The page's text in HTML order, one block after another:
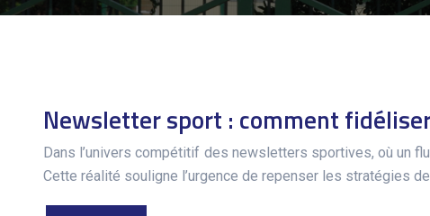
Newsletter sport : comment
Dans l’univers compétitif des newsletters sportives, où un
Cette réalité souligne l’urgence de repenser les stratégies